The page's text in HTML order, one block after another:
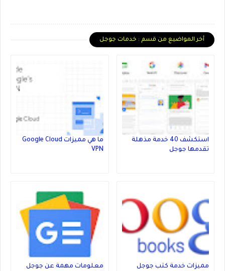
أخر المواضيع من قسم : خدمات جوجل
استكشف 40 خدمة مذهلة
تقدمها جوجل
ما هي مميزات Google Cloud
VPN
مميزات خدمة كتب جوجل
معلومات مهمة عن جوجل